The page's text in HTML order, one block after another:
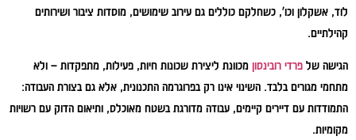
לוד, אשקלון וכו', כשחלקם כוללים גם עירוב שימושים, מוסדות ציבור ושירותים
קהילתיים.
הגישה של פרדי רובינסון מכוונת ליצירת שכונות חיות, פעילות, מתפקדות – ולא
מתחמי מגורים בלבד. השינוי אינו רק בפרוגרמה התכנונית, אלא גם בצורת העבודה:
התמודדות עם דיירים קיימים, עבודה מדורגת בשטח מאוכלס, ותיאום הדוק עם רשויות
מקומיות.